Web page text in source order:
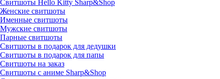
Cвитшоты Hello Kitty Sharp&Shop
Женские свитшоты
Именные свитшоты
Мужские свитшоты
Парные свитшоты
Свитшоты в подарок для дедушки
Свитшоты в подарок для папы
Свитшоты на заказ
Свитшоты с аниме Sharp&Shop